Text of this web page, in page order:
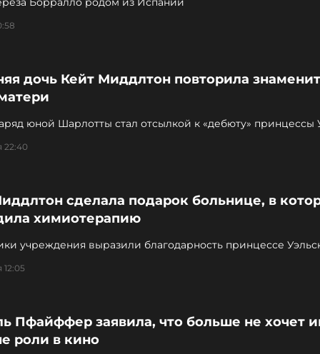
дочь Кейт Миддлтон повторила
юной Шарлотты стал отсылкой к «дебюту» принцессы
22:40
сделала подарок больнице, в
химиотерапию
учреждения выразили благодарность принцессе
12:05
Пфайффер заявила, что больше не хочет
роли в кино